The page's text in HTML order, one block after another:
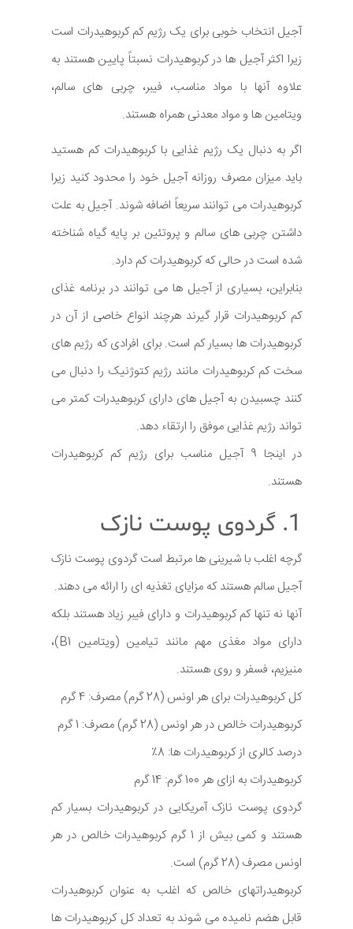
آجیل انتخاب خوبی برای یک رژیم کم کربوهیدرات است
زیرا اکثر آجیل ها در کربوهیدرات نسبتاً پایین هستند به
علاوه آنها با مواد مناسب، فیبر، چربی های سالم،
ویتامین ها و مواد معدنی همراه هستند.
اگر به دنبال یک رژیم غذایی با کربوهیدرات کم هستید
باید میزان مصرف روزانه آجیل خود را محدود کنید زیرا
کربوهیدرات می توانند سریعاً اضافه شوند. آجیل به علت
داشتن چربی های سالم و پروتئین بر پایه گیاه شناخته
شده است در حالی که کربوهیدرات کم دارد.
بنابراین، بسیاری از آجیل ها می توانند در برنامه غذای
کم کربوهیدرات قرار گیرند هرچند انواع خاصی از آن در
کربوهیدرات ها بسیار کم است. برای افرادی که رژیم های
سخت کم کربوهیدرات مانند رژیم کتوژنیک را دنبال می
کنند چسبیدن به آجیل های دارای کربوهیدرات کمتر می
تواند رژیم غذایی موفق را ارتقاء دهد.
در اینجا 9 آجیل مناسب برای رژیم کم کربوهیدرات
هستند.
1. گردوی پوست نازک
گرچه اغلب با شیرینی ها مرتبط است گردوی پوست نازک
آجیل سالم هستند که مزایای تغذیه ای را ارائه می دهند.
آنها نه تنها کم کربوهیدرات و دارای فیبر زیاد هستند بلکه
دارای مواد مغذی مهم مانند تیامین (ویتامین B1)،
منیزیم، فسفر و روی هستند.
کل کربوهیدرات برای هر اونس (28 گرم) مصرف: 4 گرم
کربوهیدرات خالص در هر اونس (28 گرم) مصرف: 1 گرم
درصد کالری از کربوهیدرات ها: 8٪
کربوهیدرات به ازای هر 100 گرم: 14 گرم
گردوی پوست نازک آمریکایی در کربوهیدرات بسیار کم
هستند و کمی بیش از 1 گرم کربوهیدرات خالص در هر
اونس مصرف (28 گرم) است.
کربوهیدراتهای خالص که اغلب به عنوان کربوهیدرات
قابل هضم نامیده می شوند به تعداد کل کربوهیدرات ها